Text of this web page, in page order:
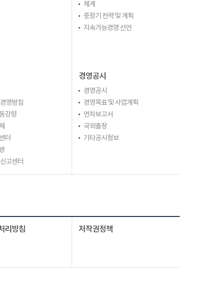
체계
중장기 전략 및 계획
지속가능경영 선언
영방침
강령
터
고센터
경영공시
경영공시
경영목표 및 사업계획
연차보고서
국외출장
기타공시정보
리방침 저작권정책